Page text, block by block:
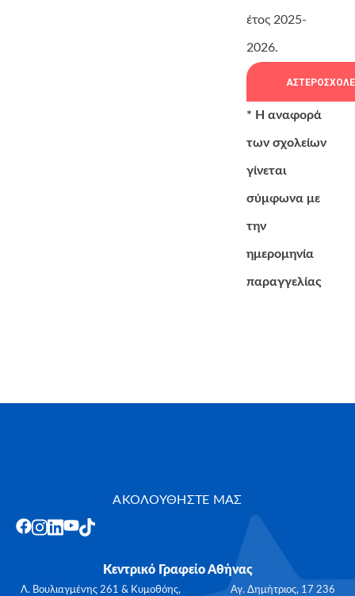
έτος 2025-
2026.
* Η αναφορά
των σχολείων
γίνεται
σύμφωνα με
την
ημερομηνία
παραγγελίας
ΑΚΟΛΟΥΘΗΣΤΕ ΜΑΣ
Κεντρικό Γραφείο Αθήνας
Λ. Βουλιαγμένης 261 & Κυμοθόης, Αγ. Δημήτριος, 17 236